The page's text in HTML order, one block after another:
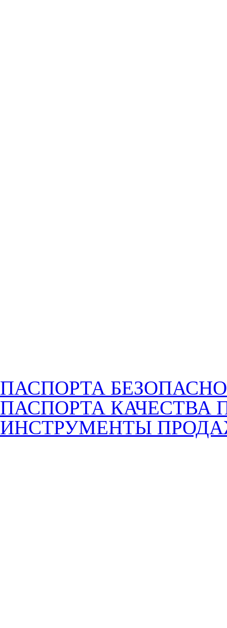
ПАСПОРТА
ПАСПОРТА КАЧЕСТВА
ИНСТРУМЕНТЫ